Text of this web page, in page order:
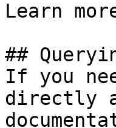
Learn
##
If you
directly